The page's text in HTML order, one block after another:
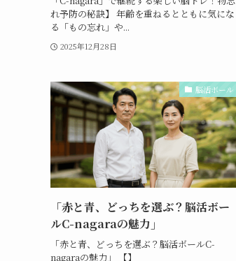
れ予防の秘訣】 年齢を重ねるとともに気にな
る「もの忘れ」や...
2025年12月28日
脳活ボール
「赤と青、どっちを選ぶ？脳活ボー
ルC-nagaraの魅力」
「赤と青、どっちを選ぶ？脳活ボールC-
nagaraの魅力」 【】